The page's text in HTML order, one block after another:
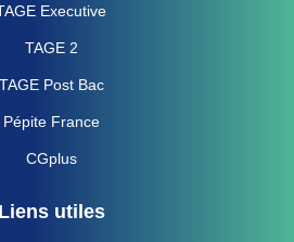
Executive
TAGE 2
TAGE Post Bac
Pépite France
CGplus
Liens utiles